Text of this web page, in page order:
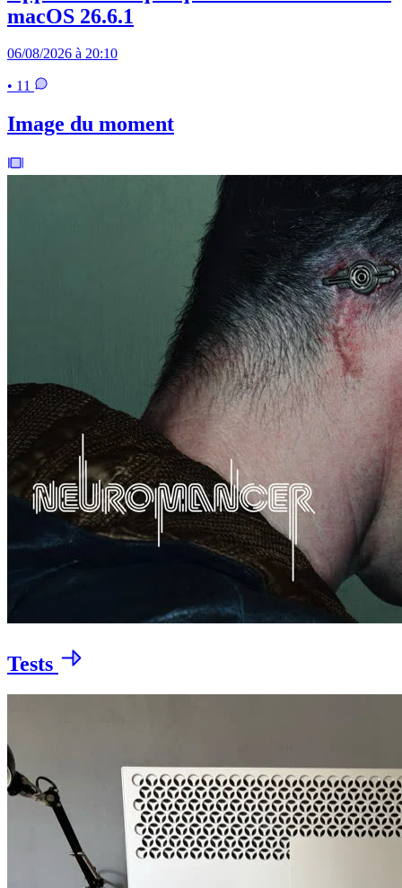
macOS 26.6.1
06/08/2026 à 20:10
• 11
Image du moment
Tests